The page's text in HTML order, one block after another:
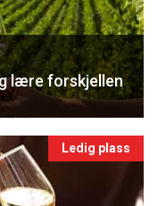
lære forskjellen
Ledig plass